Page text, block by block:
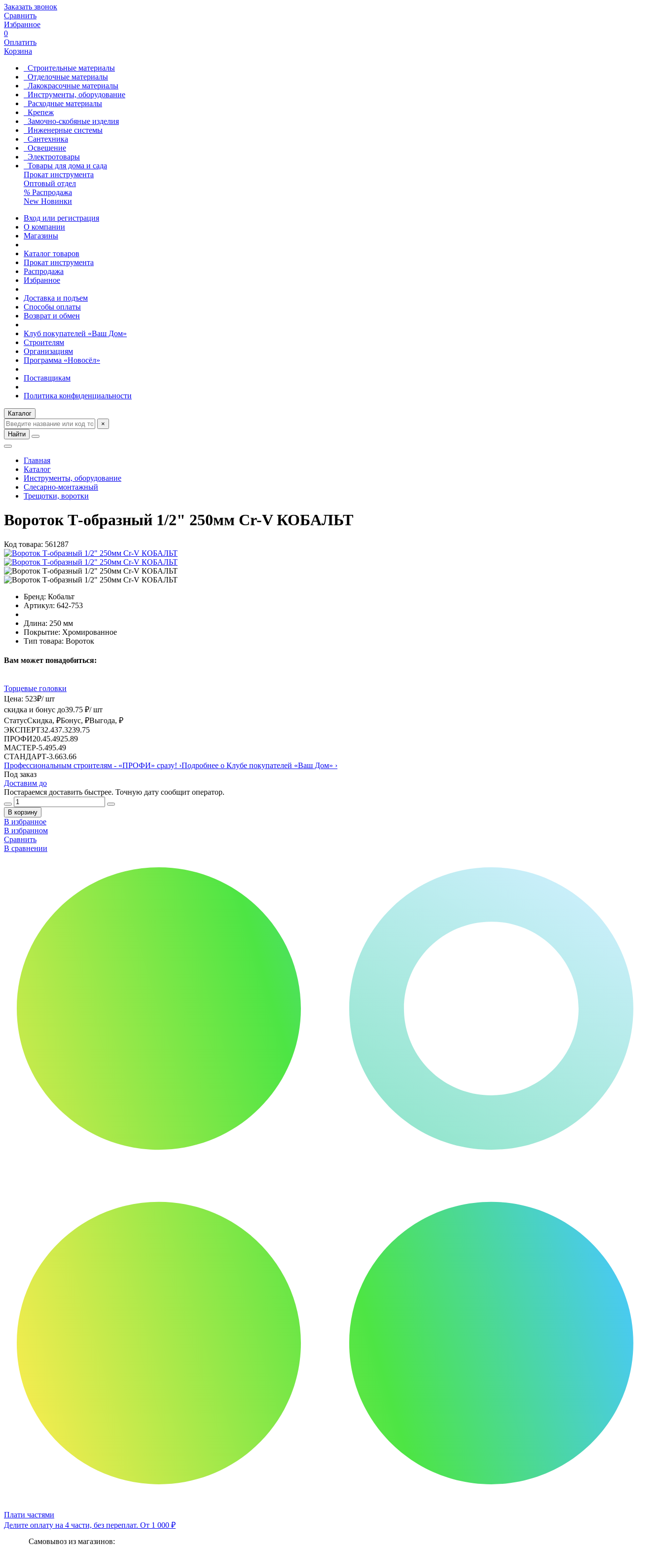
Заказать звонок
Сравнить
Избранное
0
Оплатить
Корзина
Строительные материалы
Отделочные материалы
Лакокрасочные материалы
Инструменты, оборудование
Расходные материалы
Крепеж
Замочно-скобяные изделия
Инженерные системы
Сантехника
Освещение
Электротовары
Товары для дома и сада
Прокат инструмента
Оптовый отдел
% Распродажа
New Новинки
Вход или регистрация
О компании
Магазины
Каталог товаров
Прокат инструмента
Распродажа
Избранное
Доставка и подъем
Способы оплаты
Возврат и обмен
Клуб покупателей «Ваш Дом»
Строителям
Организациям
Программа «Новосёл»
Поставщикам
Политика конфиденциальности
Каталог
×
Найти
Главная
Каталог
Инструменты, оборудование
Слесарно-монтажный
Трещотки, воротки
Вороток Т-образный 1/2" 250мм Cr-V КОБАЛЬТ
Код товара: 561287
Бренд: Кобальт
Артикул: 642-753
Длина: 250 мм
Покрытие: Хромированное
Тип товара: Вороток
Вам может понадобиться:
Торцевые головки
Цена: 523₽/ шт
скидка и бонус до39.75 ₽/ шт
СтатусСкидка, ₽Бонус, ₽Выгода, ₽
ЭКСПЕРТ32.437.3239.75
ПРОФИ20.45.4925.89
МАСТЕР-5.495.49
СТАНДАРТ-3.663.66
Профессиональным строителям - «ПРОФИ» сразу! ›Подробнее о Клубе покупателей «Ваш Дом» ›
Под заказ
Доставим до
Постараемся доставить быстрее. Точную дату сообщит оператор.
В корзину
В избранное
В избранном
Сравнить
В сравнении
Плати частями
Делите оплату на 4 части, без переплат. От 1 000 ₽
Самовывоз из магазинов: